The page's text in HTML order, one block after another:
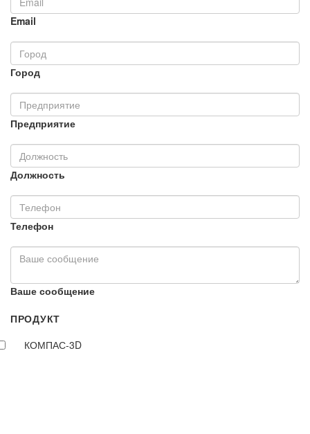
Email
Город
Предприятие
Должность
Телефон
Ваше сообщение
ПРОДУКТ
КОМПАС-3D